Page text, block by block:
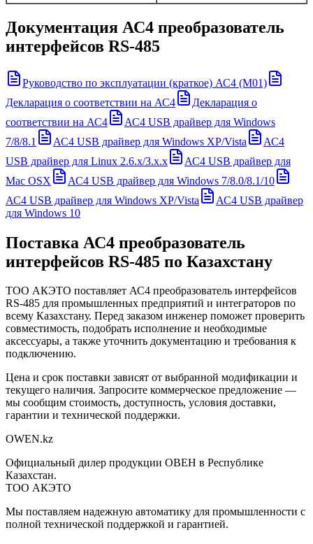
Документация АС4 преобразователь
интерфейсов RS-485
Руководство по эксплуатации (краткое) АС4 (M01)
Декларация о соответствии на АС4
Декларация о
соответствии на АС4
АС4 USB драйвер для Windows
7/8/8.1
АС4 USB драйвер для Windows XP/Vista
АС4
USB драйвер для Linux 2.6.x/3.x.x
АС4 USB драйвер для
Mac OSX
АС4 USB драйвер для Windows 7/8.0/8.1/10
АС4 USB драйвер для Windows XP/Vista
АС4 USB драйвер
для Windows 10
Поставка АС4 преобразователь
интерфейсов RS-485 по Казахстану
ТОО АКЭТО поставляет АС4 преобразователь интерфейсов
RS-485 для промышленных предприятий и интеграторов по
всему Казахстану. Перед заказом инженер поможет проверить
совместимость, подобрать исполнение и необходимые
аксессуары, а также уточнить документацию и требования к
подключению.
Цена и срок поставки зависят от выбранной модификации и
текущего наличия. Запросите коммерческое предложение —
мы сообщим стоимость, доступность, условия доставки,
гарантии и технической поддержки.
OWEN.kz
Официальный дилер продукции ОВЕН в Республике
Казахстан.
ТОО АКЭТО
Мы поставляем надежную автоматику для промышленности с
полной технической поддержкой и гарантией.